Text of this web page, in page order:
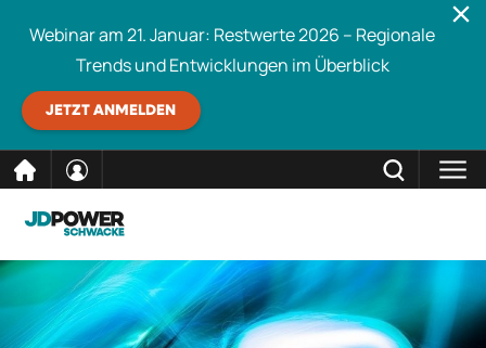
direkt
zum
Inhalt
Webinar am 21. Januar: Restwerte 2026 – Regionale
Trends und Entwicklungen im Überblick
JETZT ANMELDEN
Schwacke durchsuchen SCHLIESSEN